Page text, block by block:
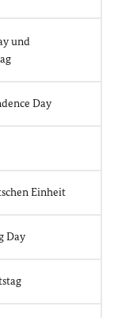
und
Day
Einheit
Day